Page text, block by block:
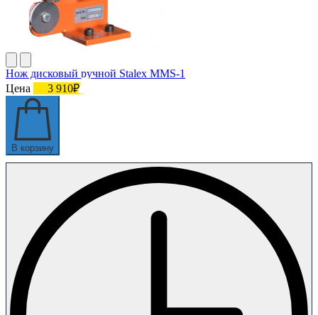
Нож дисковый ручной Stalex MMS-1
Цена
3 910₽
В корзину